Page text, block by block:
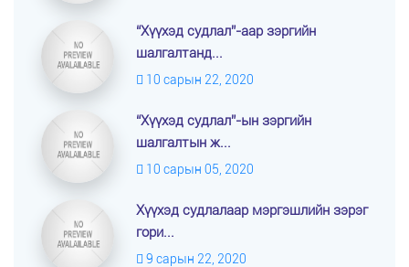
“Хүүхэд судлал”-аар зэргийн
шалгалтанд...
10 сарын 22, 2020
“Хүүхэд судлал”-ын зэргийн
шалгалтын ж...
10 сарын 05, 2020
Хүүхэд судлалаар мэргэшлийн зэрэг
гори...
9 сарын 22, 2020